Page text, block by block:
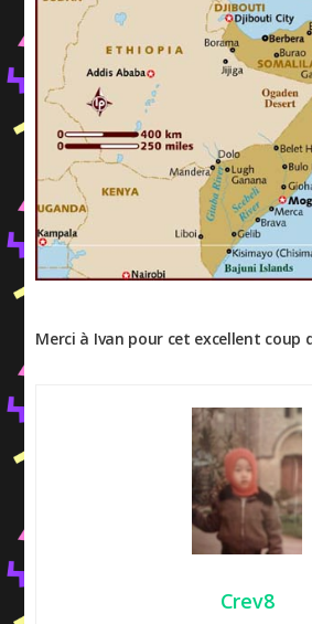
Merci à Ivan pour cet excellent coup
Crev8